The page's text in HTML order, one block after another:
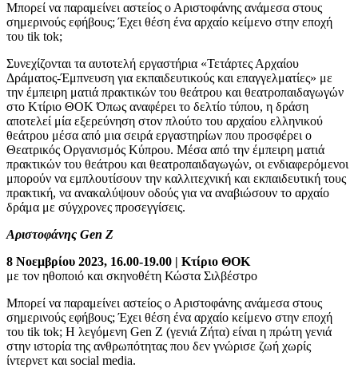
Μπορεί να παραμείνει αστείος ο Αριστοφάνης ανάμεσα στους
σημερινούς εφήβους; Έχει θέση ένα αρχαίο κείμενο στην εποχή
του tik tok;
Συνεχίζονται τα αυτοτελή εργαστήρια «Τετάρτες Αρχαίου
Δράματος-Έμπνευση για εκπαιδευτικούς και επαγγελματίες» με
την έμπειρη ματιά πρακτικών του θεάτρου και θεατροπαιδαγωγών
στο Κτίριο ΘΟΚ Όπως αναφέρει το δελτίο τύπου, η δράση
αποτελεί μία εξερεύνηση στον πλούτο του αρχαίου ελληνικού
θεάτρου μέσα από μια σειρά εργαστηρίων που προσφέρει ο
Θεατρικός Οργανισμός Κύπρου. Μέσα από την έμπειρη ματιά
πρακτικών του θεάτρου και θεατροπαιδαγωγών, οι ενδιαφερόμενοι
μπορούν να εμπλουτίσουν την καλλιτεχνική και εκπαιδευτική τους
πρακτική, να ανακαλύψουν οδούς για να αναβιώσουν το αρχαίο
δράμα με σύγχρονες προσεγγίσεις.
Αριστοφάνης Gen Z
8 Νοεμβρίου 2023, 16.00-19.00 | Κτίριο ΘΟΚ
με τον ηθοποιό και σκηνοθέτη Κώστα Σιλβέστρο
Μπορεί να παραμείνει αστείος ο Αριστοφάνης ανάμεσα στους
σημερινούς εφήβους; Έχει θέση ένα αρχαίο κείμενο στην εποχή
του tik tok; Η λεγόμενη Gen Z (γενιά Ζήτα) είναι η πρώτη γενιά
στην ιστορία της ανθρωπότητας που δεν γνώρισε ζωή χωρίς
ίντερνετ και social media.